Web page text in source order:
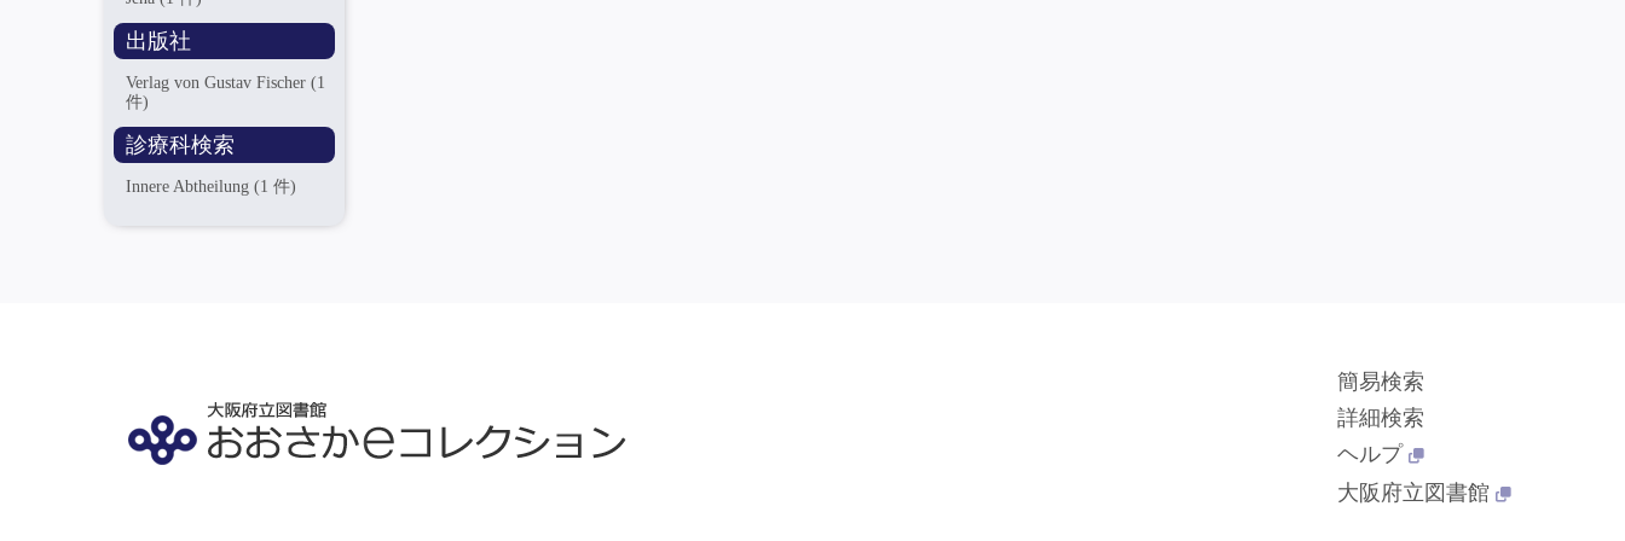
出版社
Verlag von Gustav Fischer(1
件)
診療科検索
Innere Abtheilung(1 件)
簡易検索
詳細検索
ヘルプ
大阪府立図書館